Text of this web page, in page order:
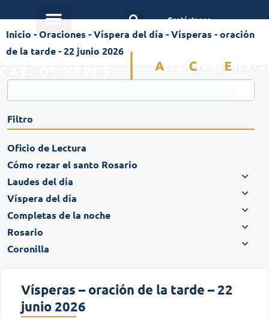
Contáctanos
Inicio -Oraciones -Víspera del día -Vísperas - oración
de la tarde - 22 junio 2026
Filtro
Oficio de Lectura
Cómo rezar el santo Rosario
Laudes del día
Víspera del día
Completas de la noche
Rosario
Coronilla
Vísperas – oración de la tarde – 22
junio 2026